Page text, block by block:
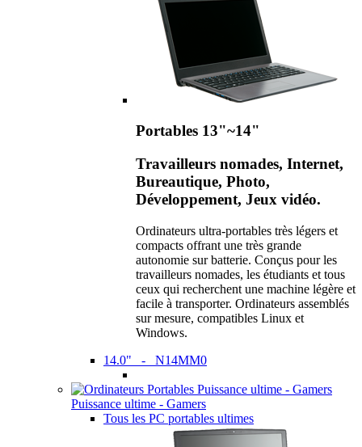
Portables 13"~14"
Travailleurs nomades, Internet,
Bureautique, Photo,
Développement, Jeux vidéo.
Ordinateurs ultra-portables très légers et
compacts offrant une très grande
autonomie sur batterie. Conçus pour les
travailleurs nomades, les étudiants et tous
ceux qui recherchent une machine légère et
facile à transporter. Ordinateurs assemblés
sur mesure, compatibles Linux et
Windows.
14.0" - N14MM0
Puissance ultime - Gamers
Tous les PC portables ultimes